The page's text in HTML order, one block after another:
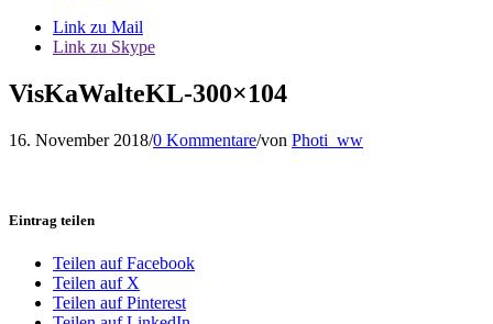
Link zu Mail
Link zu Skype
VisKaWalteKL-300×104
16. November 2018/0 Kommentare/von Photi_ww
Eintrag teilen
Teilen auf Facebook
Teilen auf X
Teilen auf Pinterest